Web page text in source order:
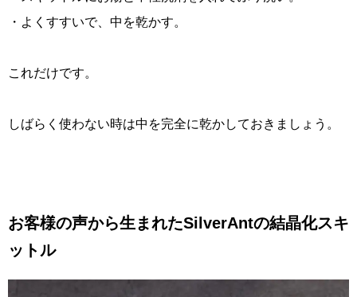
・よくすすいで、中を乾かす。
これだけです。
しばらく使わない時は中を完全に乾かしておきましょう。
お客様の声から生まれたSilverAntの結晶化スキ
ットル